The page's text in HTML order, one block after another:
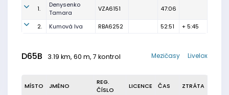
1.
Denysenko
Tamara
VZA6151 47:06
2. Kumová Iva RBA6252 52:51 + 5:45
D65B 3.19 km, 60 m, 7 kontrol Livelox
Mezičasy
MÍSTO JMÉNO
REG.
ČÍSLO
LICENCE ČAS ZTRÁTA